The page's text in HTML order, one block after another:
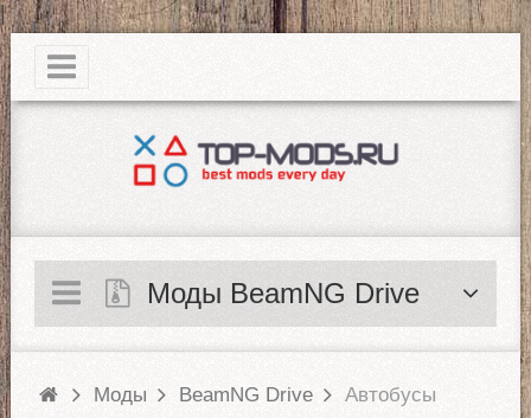
|
Моды BeamNG Drive
Моды BeamNG Drive Автобусы